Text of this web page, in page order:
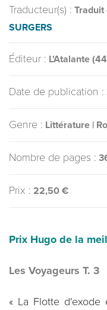
Traducteur(s) : Traduit
SURGERS
Éditeur : L'Atalante
Date de publication :
Genre : Littérature |
Nombre de pages :
Prix : 22,50 €
Prix Hugo de la
Les Voyageurs T. 3
« La Flotte d'exode